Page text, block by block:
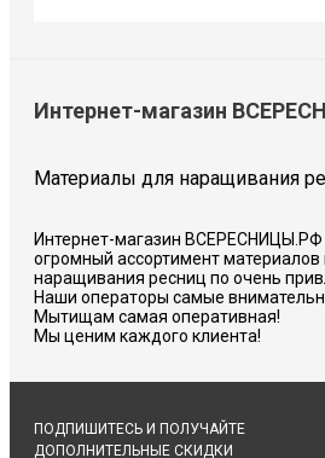
Интернет-магазин
Материалы для наращивания
Интернет-магазин ВСЕРЕСНИЦЫ.РФ
огромный ассортимент материалов
наращивания ресниц по очень
Наши операторы самые
Мытищам самая оперативная!
Мы ценим каждого клиента!
ПОДПИШИТЕСЬ И ПОЛУЧАЙТЕ
ДОПОЛНИТЕЛЬНЫЕ СКИДКИ